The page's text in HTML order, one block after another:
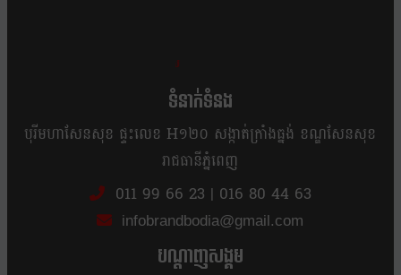
ទំនាក់ទំនង
បុរីមហាសែនសុខ ផ្ទះលេខ H១២០ សង្កាត់ក្រាំងធ្នង់ ខណ្ឌសែនសុខ
រាជធានីភ្នំពេញ
011 99 66 23 | 016 80 44 63
infobrandbodia@gmail.com
បណ្ដាញសង្គម